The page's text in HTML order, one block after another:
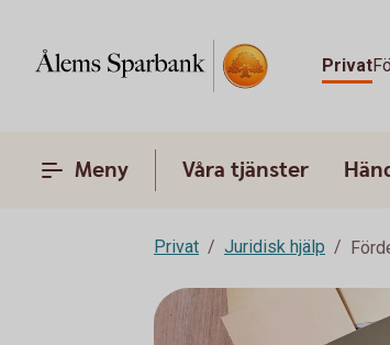
Privat
Meny Våra tjänster
Privat Juridisk hjälp